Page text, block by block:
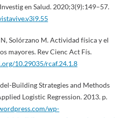
en Salud. 2020;3(9):149–57.
Solórzano M. Actividad física y el
mayores. Rev Cienc Act Fís.
10.29035/rcaf.24.1.8
Building Strategies and Methods
Logistic Regression. 2013. p.
wp-